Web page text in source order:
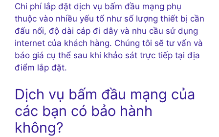
Chi phí lắp đặt dịch vụ bấm đầu mạng phụ
thuộc vào nhiều yếu tố như số lượng thiết bị cần
đấu nối, độ dài cáp đi dây và nhu cầu sử dụng
internet của khách hàng. Chúng tôi sẽ tư vấn và
báo giá cụ thể sau khi khảo sát trực tiếp tại địa
điểm lắp đặt.
Dịch vụ bấm đầu mạng của
các bạn có bảo hành
không?